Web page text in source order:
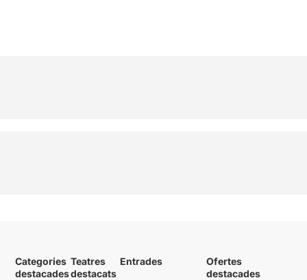
Categories
destacades
Teatres
destacats
Entrades
Ofertes
destacades